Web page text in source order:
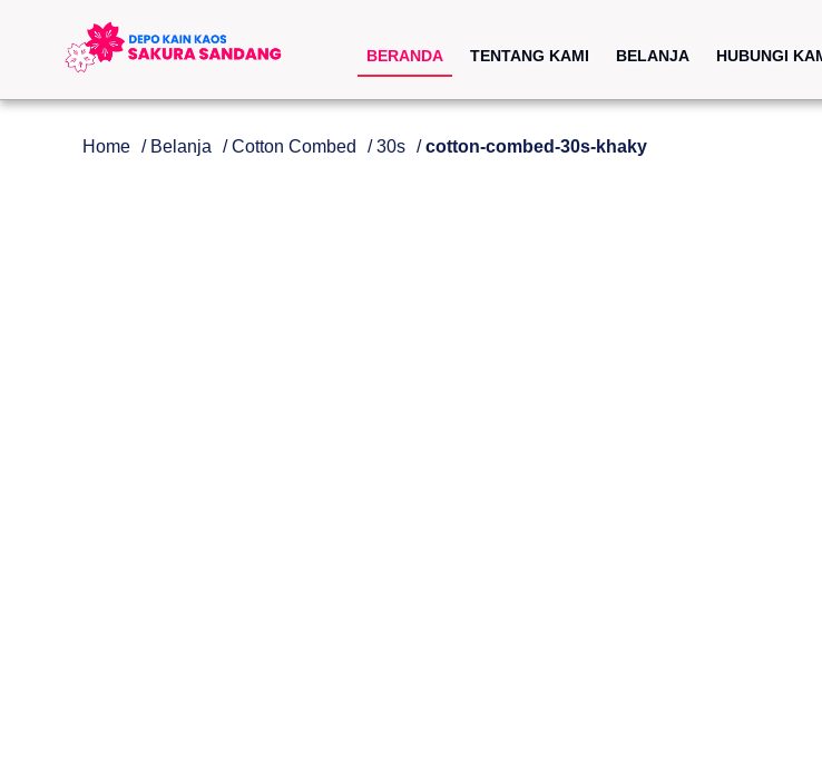
BERANDA TENTANG KAMI BELANJA HUBUNGI
Home / Belanja /Cotton Combed /30s /cotton-combed-30s-khaky